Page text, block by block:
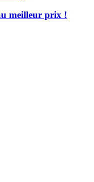
meilleur prix !